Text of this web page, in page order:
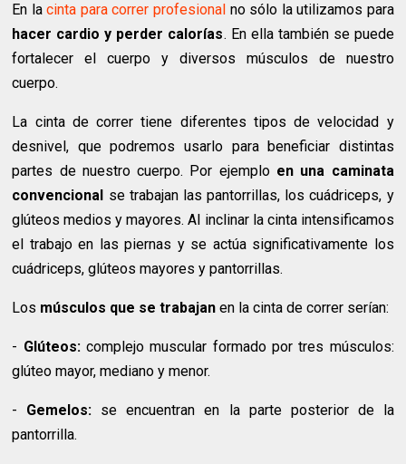
En lacinta para correr profesional no sólo la utilizamos para
hacer cardio y perder calorías. En ella también se puede
fortalecer el cuerpo y diversos músculos de nuestro
cuerpo.
La cinta de correr tiene diferentes tipos de velocidad y
desnivel, que podremos usarlo para beneficiar distintas
partes de nuestro cuerpo. Por ejemplo en una caminata
convencional se trabajan las pantorrillas, los cuádriceps, y
glúteos medios y mayores. Al inclinar la cinta intensificamos
el trabajo en las piernas y se actúa significativamente los
cuádriceps, glúteos mayores y pantorrillas.
Los músculos que se trabajan en la cinta de correr serían:
- Glúteos:complejo muscular formado por tres músculos:
glúteo mayor, mediano y menor.
- Gemelos: se encuentran en la parte posterior de la
pantorrilla.